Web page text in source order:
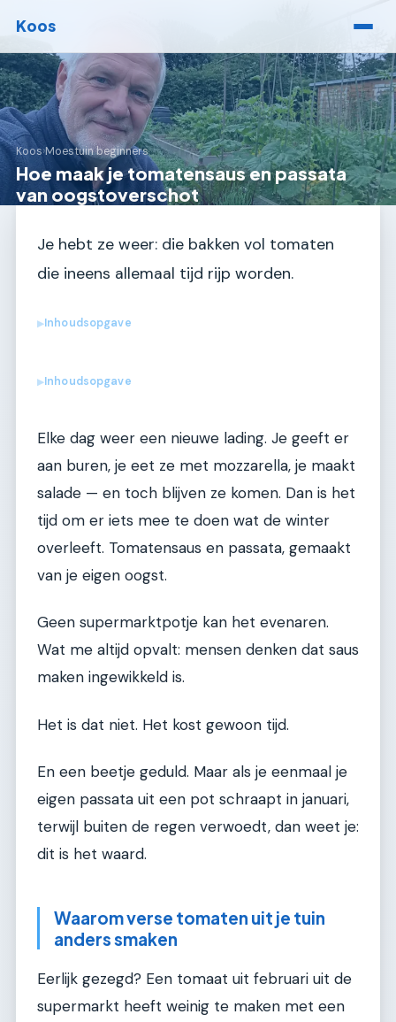
Koos
Koos›Moestuin beginners
Hoe maak je tomatensaus en passata
van oogstoverschot
Je hebt ze weer: die bakken vol tomaten
die ineens allemaal tijd rijp worden.
▶Inhoudsopgave
▶Inhoudsopgave
Elke dag weer een nieuwe lading. Je geeft er
aan buren, je eet ze met mozzarella, je maakt
salade — en toch blijven ze komen. Dan is het
tijd om er iets mee te doen wat de winter
overleeft. Tomatensaus en passata, gemaakt
van je eigen oogst.
Geen supermarktpotje kan het evenaren.
Wat me altijd opvalt: mensen denken dat saus
maken ingewikkeld is.
Het is dat niet. Het kost gewoon tijd.
En een beetje geduld. Maar als je eenmaal je
eigen passata uit een pot schraapt in januari,
terwijl buiten de regen verwoedt, dan weet je:
dit is het waard.
Waarom verse tomaten uit je tuin
anders smaken
Eerlijk gezegd? Een tomaat uit februari uit de
supermarkt heeft weinig te maken met een